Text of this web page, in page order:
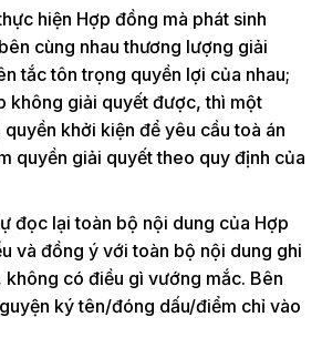
hiện Hợp đồng mà phát sinh
cùng nhau thương lượng giải
tắc tôn trọng quyền lợi của nhau;
không giải quyết được, thì một
khởi kiện để yêu cầu toà án
quyền giải quyết theo quy định của
đọc lại toàn bộ nội dung của Hợp
và đồng ý với toàn bộ nội dung ghi
có điều gì vướng mắc. Bên
ký tên/đóng dấu/điểm chỉ vào